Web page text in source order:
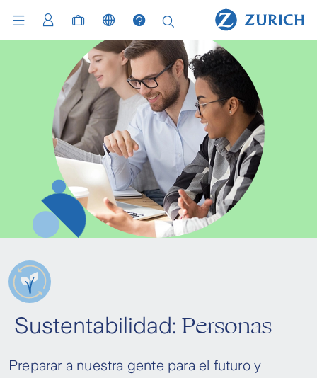
Sustentabilidad: Personas
Preparar a nuestra gente para el futuro y